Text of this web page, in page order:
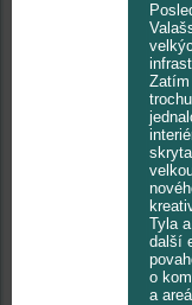
Tyla
další
o
a